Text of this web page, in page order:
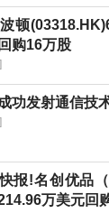
顿
购16万股
功发射通信技
报!名创优品
万美元回